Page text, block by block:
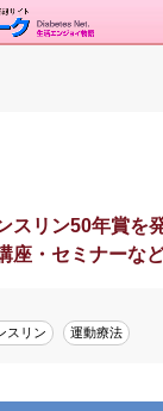
スリン50年賞
座・セミナーな
スリン 運動療法